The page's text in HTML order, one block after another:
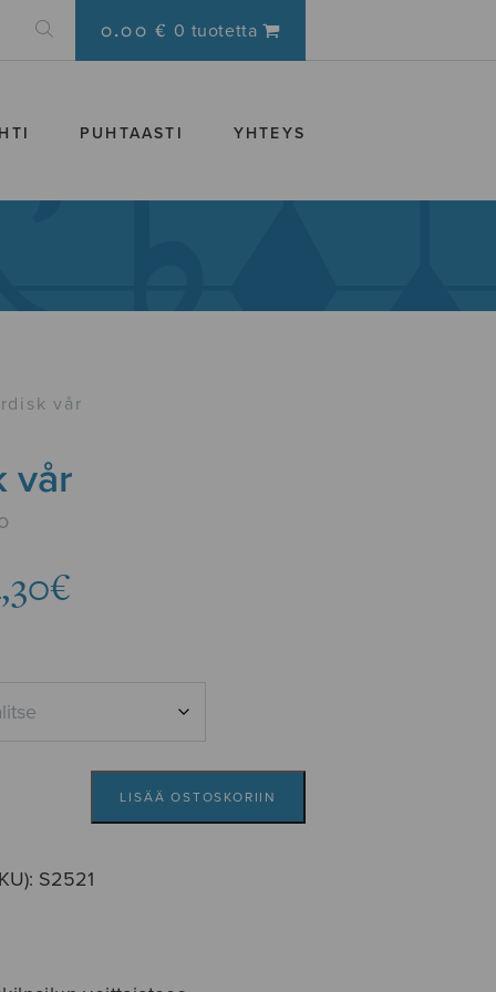
0.00 € 0 tuotetta
PUHTAASTI YHTEYS
vår
vår
€
LISÄÄ OSTOSKORIIN
S2521